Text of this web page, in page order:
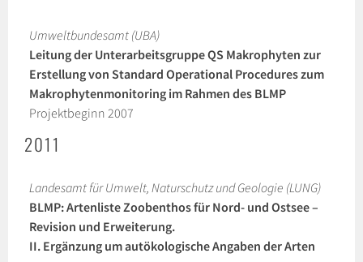
Umweltbundesamt (UBA)
Leitung der Unterarbeitsgruppe QS Makrophyten zur
Erstellung von Standard Operational Procedures zum
Makrophytenmonitoring im Rahmen des BLMP
Projektbeginn 2007
2011
Landesamt für Umwelt, Naturschutz und Geologie (LUNG)
BLMP: Artenliste Zoobenthos für Nord- und Ostsee –
Revision und Erweiterung.
II. Ergänzung um autökologische Angaben der Arten